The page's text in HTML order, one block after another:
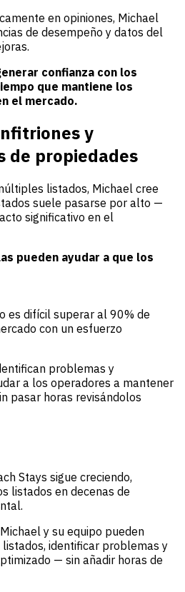
en opiniones, Michael
de desempeño y datos del
confianza con los
que mantiene los
el mercado.
y
de propiedades
listados, Michael cree
suele pasarse por alto —
significativo en el
pueden ayudar a que los
es difícil superar al 90% de
con un esfuerzo
problemas y
a los operadores a mantener
pasar horas revisándolos
Stays sigue creciendo,
listados en decenas de
y su equipo pueden
identificar problemas y
— sin añadir horas de